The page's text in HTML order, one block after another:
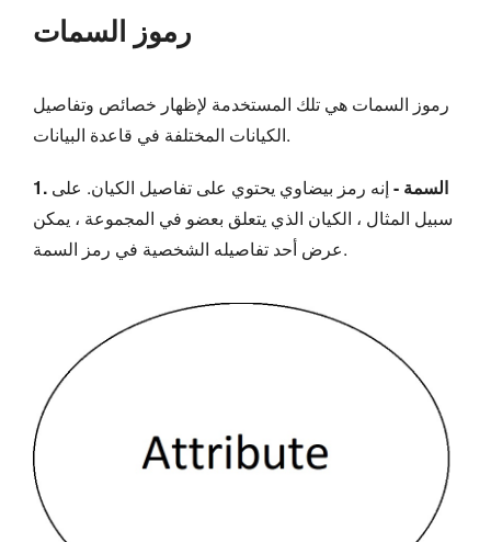
رموز السمات
رموز السمات هي تلك المستخدمة لإظهار خصائص وتفاصيل
الكيانات المختلفة في قاعدة البيانات.
1. السمة - إنه رمز بيضاوي يحتوي على تفاصيل الكيان. على
سبيل المثال ، الكيان الذي يتعلق بعضو في المجموعة ، يمكن
عرض أحد تفاصيله الشخصية في رمز السمة.